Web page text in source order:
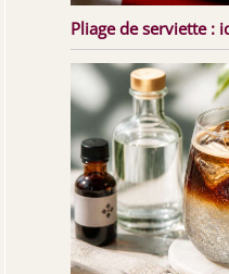
Pliage de serviette :